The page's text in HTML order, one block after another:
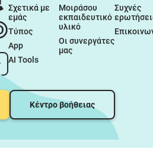
Σχετικά με
εμάς
Τύπος
App
AI Tools
Μοιράσου
εκπαιδευτικό
υλικό
Οι συνεργάτες
μας
Συχνές
Κέντρο βοήθειας